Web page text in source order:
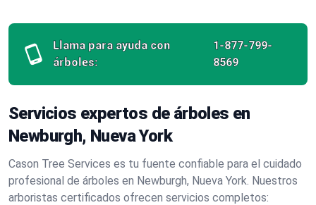
Llama para ayuda con
árboles:
1-877-799-
8569
Servicios expertos de árboles en
Newburgh, Nueva York
Cason Tree Services es tu fuente confiable para el cuidado
profesional de árboles en Newburgh, Nueva York. Nuestros
arboristas certificados ofrecen servicios completos: